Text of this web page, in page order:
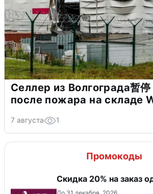
Селлер из Волгограда暂停
после пожара на складе
7 августа 1
Промокоды
Скидка 20% на заказ